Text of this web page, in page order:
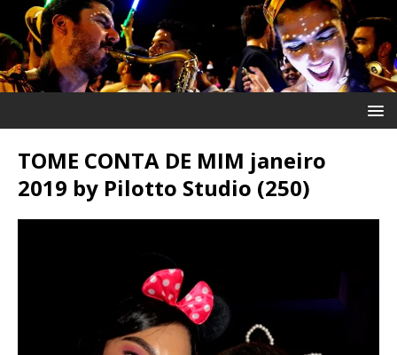
TOME CONTA DE MIM janeiro
2019 by Pilotto Studio (250)